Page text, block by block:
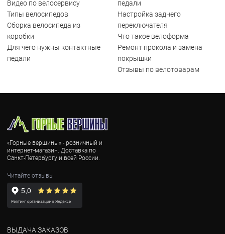
Видео по велосервису
Типы велосипедов
Сборка велосипеда из
коробки
Для чего нужны контактные
педали
педали
Настройка заднего
переключателя
Что такое велоформа
Ремонт прокола и замена
покрышки
Отзывы по велотоварам
«Горные вершины» - розничный и
интернет-магазин. Доставка по
Санкт-Петербургу и всей России.
Читайте отзывы
ВЫДАЧА ЗАКАЗОВ